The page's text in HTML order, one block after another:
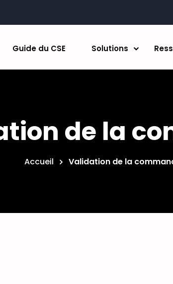
Guide du CSE Solutions
de la
Accueil Validation de la